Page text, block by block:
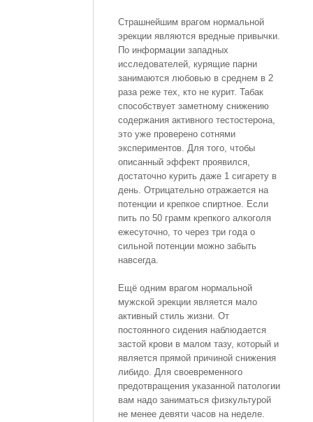
Страшнейшим врагом нормальной
эрекции являются вредные привычки.
По информации западных
исследователей, курящие парни
занимаются любовью в среднем в 2
раза реже тех, кто не курит. Табак
способствует заметному снижению
содержания активного тестостерона,
это уже проверено сотнями
экспериментов. Для того, чтобы
описанный эффект проявился,
достаточно курить даже 1 сигарету в
день. Отрицательно отражается на
потенции и крепкое спиртное. Если
пить по 50 грамм крепкого алкоголя
ежесуточно, то через три года о
сильной потенции можно забыть
навсегда.
Ещё одним врагом нормальной
мужской эрекции является мало
активный стиль жизни. От
постоянного сидения наблюдается
застой крови в малом тазу, который и
является прямой причиной снижения
либидо. Для своевременного
предотвращения указанной патологии
вам надо заниматься физкультурой
не менее девяти часов на неделе.